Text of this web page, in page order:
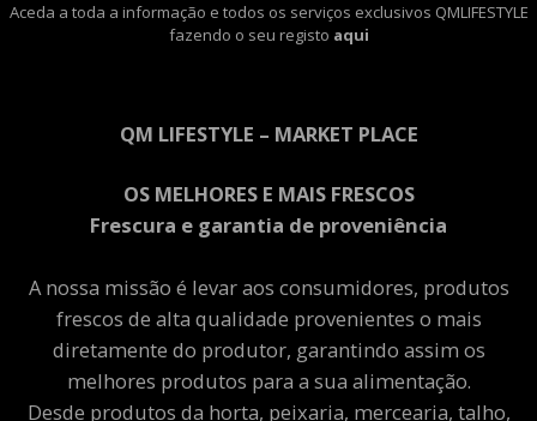
Aceda a toda a informação e todos os serviços exclusivos QMLIFESTYLE
fazendo o seu registo aqui
QM LIFESTYLE – MARKET PLACE
OS MELHORES E MAIS FRESCOS
Frescura e garantia de proveniência
A nossa missão é levar aos consumidores, produtos
frescos de alta qualidade provenientes o mais
diretamente do produtor, garantindo assim os
melhores produtos para a sua alimentação.
Desde produtos da horta, peixaria, mercearia, talho,